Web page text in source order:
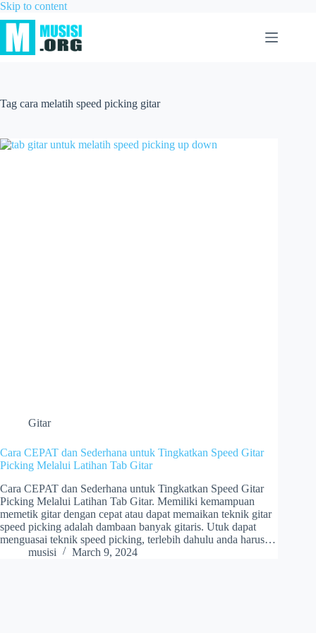
Skip to content
Tag cara melatih speed picking gitar
Gitar
Cara CEPAT dan Sederhana untuk Tingkatkan Speed Gitar
Picking Melalui Latihan Tab Gitar
Cara CEPAT dan Sederhana untuk Tingkatkan Speed Gitar
Picking Melalui Latihan Tab Gitar. Memiliki kemampuan
memetik gitar dengan cepat atau dapat memaikan teknik gitar
speed picking adalah dambaan banyak gitaris. Utuk dapat
menguasai teknik speed picking, terlebih dahulu anda harus…
musisi
March 9, 2024